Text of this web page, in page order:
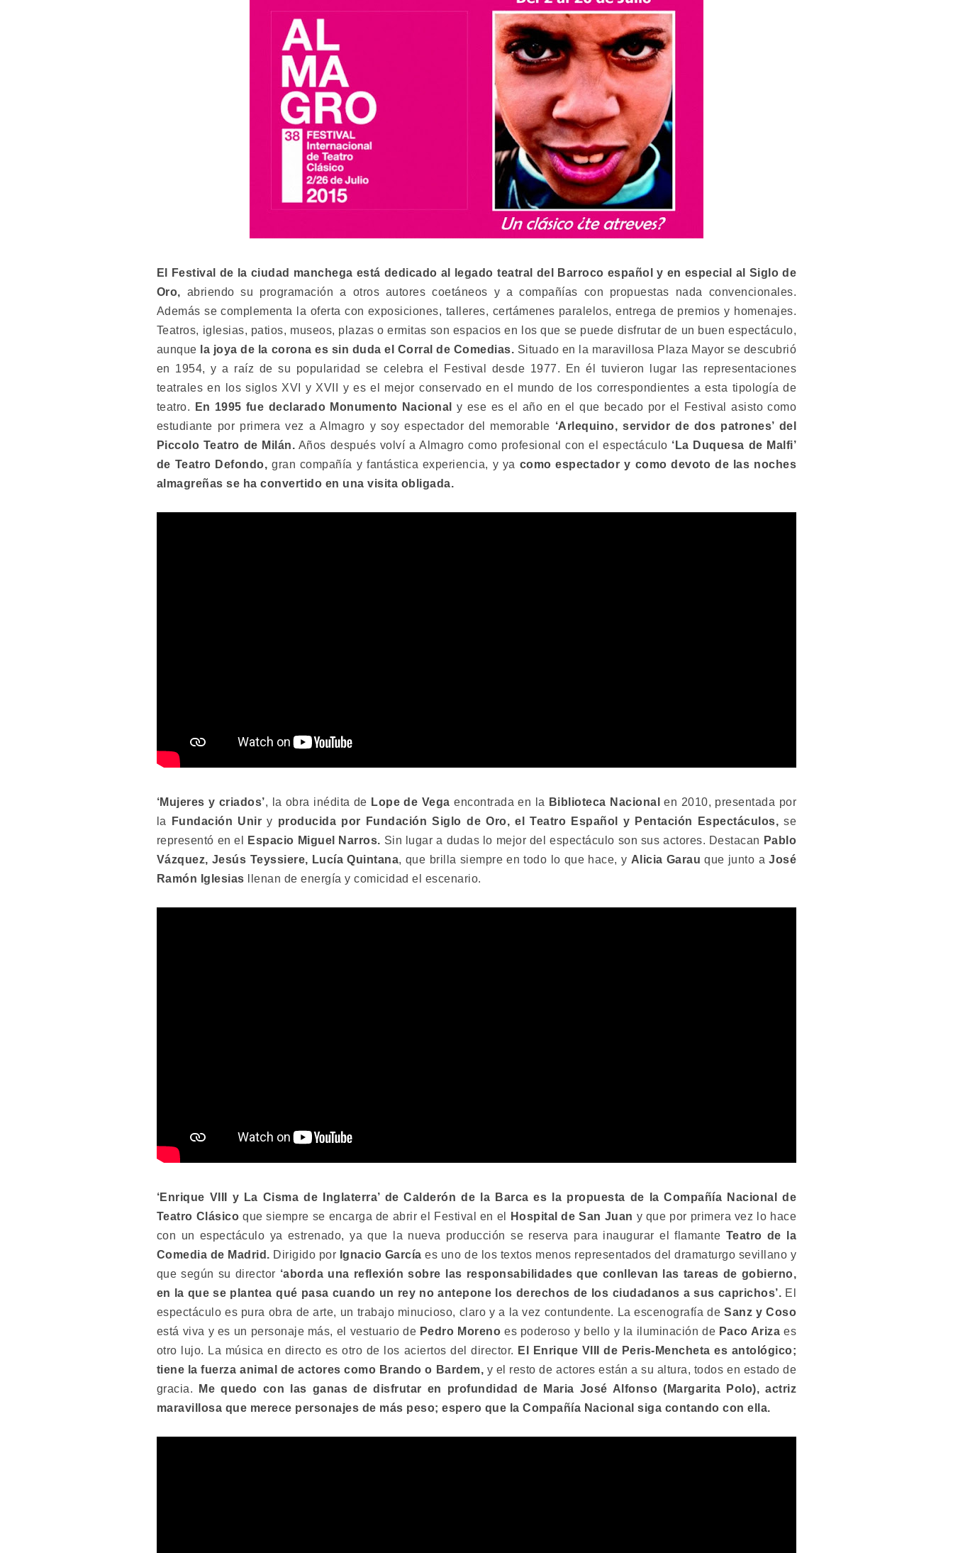
El Festival de la ciudad manchega está dedicado al legado teatral del Barroco español y en especial al Siglo de
Oro, abriendo su programación a otros autores coetáneos y a compañías con propuestas nada convencionales.
Además se complementa la oferta con exposiciones, talleres, certámenes paralelos, entrega de premios y homenajes.
Teatros, iglesias, patios, museos, plazas o ermitas son espacios en los que se puede disfrutar de un buen espectáculo,
aunque la joya de la corona es sin duda el Corral de Comedias. Situado en la maravillosa Plaza Mayor se descubrió
en 1954, y a raíz de su popularidad se celebra el Festival desde 1977. En él tuvieron lugar las representaciones
teatrales en los siglos XVI y XVII y es el mejor conservado en el mundo de los correspondientes a esta tipología de
teatro.
En 1995 fue declarado Monumento Nacionaly ese es el año en el que becado por el Festival asisto como
estudiante por primera vez a Almagro y soy espectador del memorable ‘Arlequino, servidor de dos patrones’ del
Piccolo Teatro de Milán. Años después volví a Almagro como profesional con el espectáculo ‘La Duquesa de Malfi’
de Teatro Defondo, gran compañía y fantástica experiencia, y ya como espectador y como devoto de las noches
almagreñas se ha convertido en una visita obligada.
‘Mujeres y criados’, la obra inédita de Lope de Vega encontrada en la Biblioteca Nacional en 2010, presentada por
la
Fundación Unir y producida por Fundación Siglo de Oro, el Teatro Español y Pentación Espectáculos, se
representó en el
Espacio Miguel Narros. Sin lugar a dudas lo mejor del espectáculo son sus actores. Destacan Pablo
Vázquez, Jesús Teyssiere, Lucía Quintana, que brilla siempre en todo lo que hace, y Alicia Garau que junto aJosé
Ramón Iglesias llenan de energía y comicidad el escenario.
‘Enrique VIII y La Cisma de Inglaterra’ de Calderón de la Barca es la propuesta de la Compañía Nacional de
Teatro Clásico que siempre se encarga de abrir el Festival en el Hospital de San Juan y que por primera vez lo hace
con un espectáculo ya estrenado, ya que la nueva producción se reserva para inaugurar el flamante Teatro de la
Comedia de Madrid. Dirigido por Ignacio García es uno de los textos menos representados del dramaturgo sevillano y
que según su director ‘aborda una reflexión sobre las responsabilidades que conllevan las tareas de gobierno,
en la que se plantea qué pasa cuando un rey no antepone los derechos de los ciudadanos a sus caprichos’. El
espectáculo es pura obra de arte, un trabajo minucioso, claro y a la vez contundente. La escenografía deSanz y Coso
está viva y es un personaje más, el vestuario de Pedro Moreno es poderoso y bello y la iluminación de Paco Ariza es
otro lujo. La música en directo es otro de los aciertos del director. El Enrique VIII de Peris-Mencheta es antológico;
tiene la fuerza animal de actores como Brando o Bardem, y el resto de actores están a su altura, todos en estado de
gracia.
Me quedo con las ganas de disfrutar en profundidad de Maria José Alfonso (Margarita Polo), actriz
maravillosa que merece personajes de más peso; espero que la Compañía Nacional siga contando con ella.